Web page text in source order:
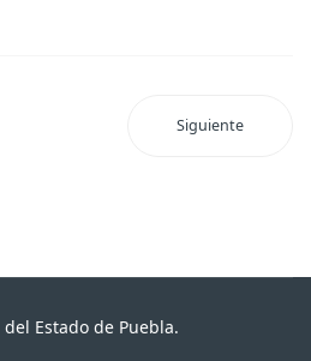
Siguiente
Estado de Puebla.